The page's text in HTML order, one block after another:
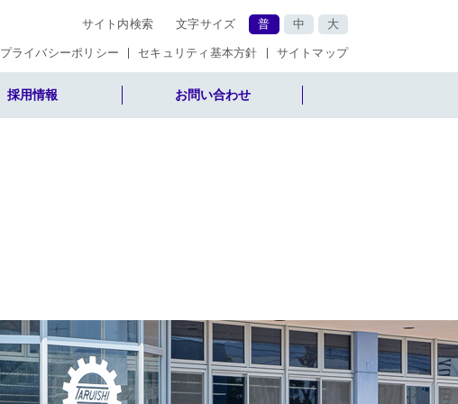
サイト内検索 文字サイズ 普 中 大
プライバシーポリシー セキュリティ基本方針 サイトマップ
採用情報 お問い合わせ